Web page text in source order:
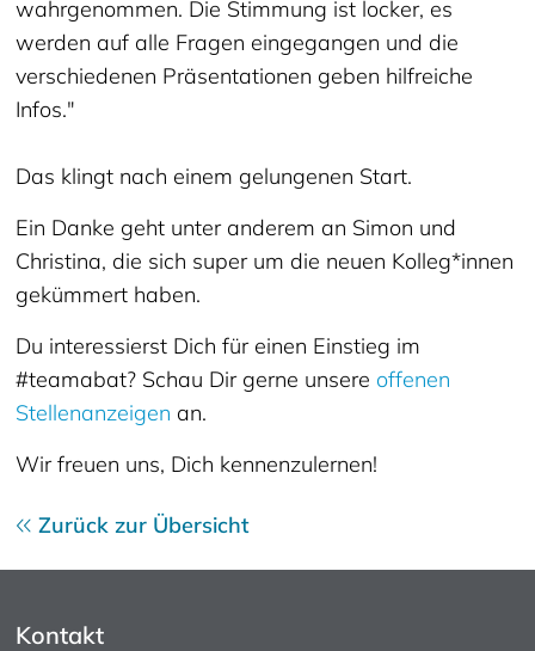
wahrgenommen. Die Stimmung ist locker, es
werden auf alle Fragen eingegangen und die
verschiedenen Präsentationen geben hilfreiche
Infos."
Das klingt nach einem gelungenen Start.
Ein Danke geht unter anderem an Simon und
Christina, die sich super um die neuen Kolleg*innen
gekümmert haben.
Du interessierst Dich für einen Einstieg im
#teamabat? Schau Dir gerne unsere offenen
Stellenanzeigen an.
Wir freuen uns, Dich kennenzulernen!
Zurück zur Übersicht
Kontakt